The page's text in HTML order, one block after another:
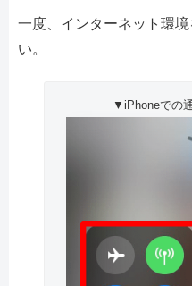
一度、インターネット環
い。
▼iPhoneでの